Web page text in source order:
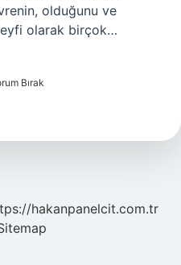
olduğunu ve
olarak birçok…
Bırak
hakanpanelcit.com.tr